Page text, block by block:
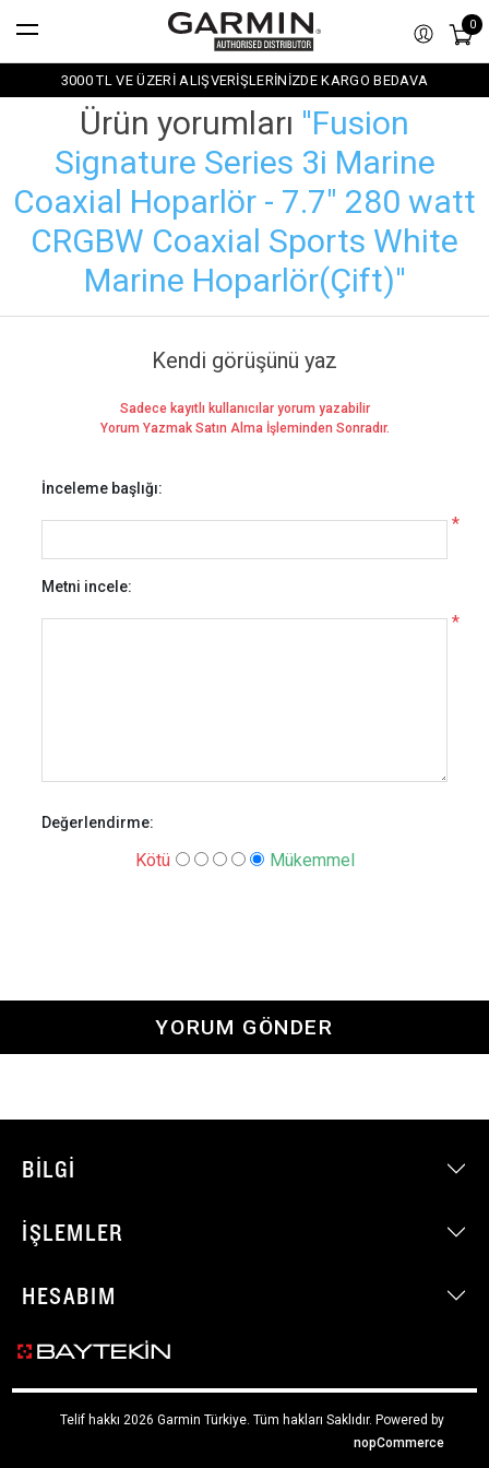
0
3000 TL VE ÜZERİ ALIŞVERİŞLERİNİZDE KARGO BEDAVA
Ürün yorumları Fusion
Signature Series 3i Marine
Coaxial Hoparlör - 7.7" 280 watt
CRGBW Coaxial Sports White
Marine Hoparlör(Çift)
Kendi görüşünü yaz
Sadece kayıtlı kullanıcılar yorum yazabilir
Yorum Yazmak Satın Alma İşleminden Sonradır.
İnceleme başlığı:
*
Metni incele:
*
Değerlendirme:
Kötü Mükemmel
YORUM GÖNDER
BILGI
İŞLEMLER
HESABIM
Telif hakkı 2026 Garmin Türkiye. Tüm hakları Saklıdır. Powered by
nopCommerce